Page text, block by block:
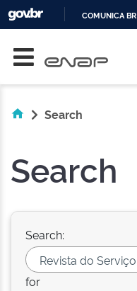
COMUNICA BR
Search
Search
Search:
for